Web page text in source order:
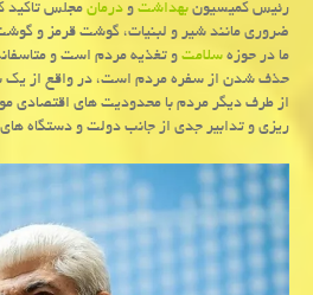
رئیس کمیسیونبهداشتودرمانمجلس تاکید
ضروری مانند شیر و لبنیات، گوشت قرمز و
ما در حوزهسلامتو تغذیه مردم است و
حذف شدن از سفره مردم است، در واقع از یک سو
از طرف دیگر مردم با محدودیت های اقتصادی
ریزی و تدابیر جدی از جانب دولت و دستگاه